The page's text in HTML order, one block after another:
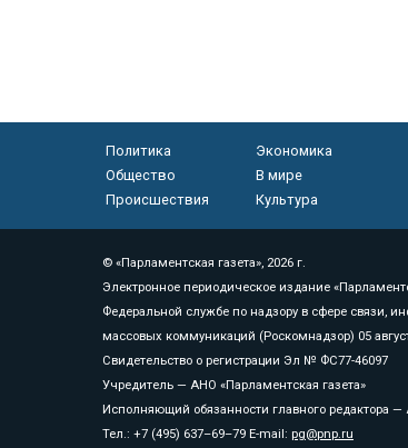
Политика
Экономика
Общество
В мире
Происшествия
Культура
© «Парламентская газета», 2026 г.
Электронное периодическое издание
Федеральной службе по надзору в сфере связи,
массовых коммуникаций (Роскомнадзор) 05
Свидетельство о регистрации Эл № ФС77-46097
Учредитель — АНО «Парламентская газета»
Исполняющий обязанности главного редактора
Тел.: +7 (495) 637–69–79 E-mail: pg@pnp.ru